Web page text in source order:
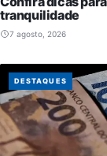
tranquilidade
7 agosto, 2026
DESTAQUES